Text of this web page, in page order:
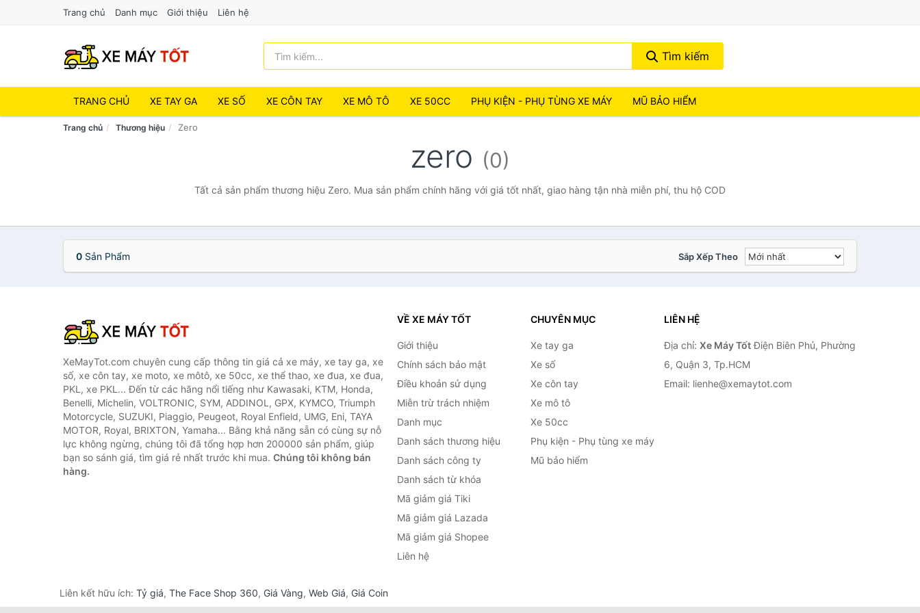
Trang chủ Danh mục Giới thiệu Liên hệ
Tìm kiếm
TRANG CHỦ XE TAY GA XE SỐ XE CÔN TAY XE MÔ TÔ XE 50CC PHỤ KIỆN - PHỤ TÙNG XE MÁY MŨ BẢO HIỂM
Trang chủ Thương hiệu Zero
zero (0)
Tất cả sản phẩm thương hiệu Zero. Mua sản phẩm chính hãng với giá tốt nhất, giao hàng tận nhà miễn phí, thu hộ COD
0 Sản Phẩm Sắp Xếp Theo
XeMayTot.com chuyên cung cấp thông tin giá cả xe máy, xe tay ga, xe
số, xe côn tay, xe moto, xe môtô, xe 50cc, xe thể thao, xe đua, xe đua,
PKL, xe PKL... Đến từ các hãng nổi tiếng như Kawasaki, KTM, Honda,
Benelli, Michelin, VOLTRONIC, SYM, ADDINOL, GPX, KYMCO, Triumph
Motorcycle, SUZUKI, Piaggio, Peugeot, Royal Enfield, UMG, Eni, TAYA
MOTOR, Royal, BRIXTON, Yamaha... Bằng khả năng sẵn có cùng sự nỗ
lực không ngừng, chúng tôi đã tổng hợp hơn 200000 sản phẩm, giúp
bạn so sánh giá, tìm giá rẻ nhất trước khi mua. Chúng tôi không bán
hàng.
VỀ XE MÁY TỐT
Giới thiệu
Chính sách bảo mật
Điều khoản sử dụng
Miễn trừ trách nhiệm
Danh mục
Danh sách thương hiệu
Danh sách công ty
Danh sách từ khóa
Mã giảm giá Tiki
Mã giảm giá Lazada
Mã giảm giá Shopee
Liên hệ
CHUYÊN MỤC
Xe tay ga
Xe số
Xe côn tay
Xe mô tô
Xe 50cc
Phụ kiện - Phụ tùng xe máy
Mũ bảo hiểm
LIÊN HỆ
Địa chỉ: Xe Máy TốtĐiện Biên Phủ, Phường
6, Quận 3, Tp.HCM
Email: lienhe@xemaytot.com
Liên kết hữu ích: Tỷ giá, The Face Shop 360, Giá Vàng, Web Giá, Giá Coin